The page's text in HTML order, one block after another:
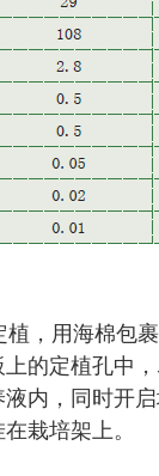
，用海棉包
的定植孔中
内，同时开
栽培架上。